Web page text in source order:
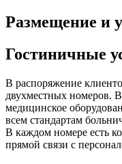
Размещение и
Гостиничные
В распоряжение
двухместных номеров.
медицинское
всем стандартам
В каждом номере есть
прямой связи с